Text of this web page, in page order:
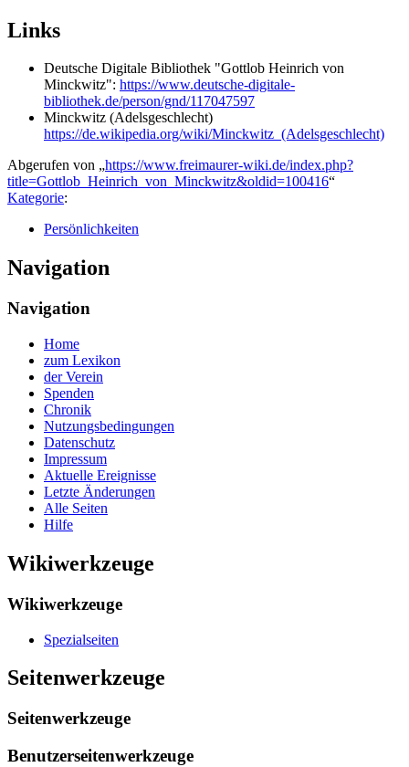
Links
Deutsche Digitale Bibliothek "Gottlob Heinrich von
Minckwitz": https://www.deutsche-digitale-
bibliothek.de/person/gnd/117047597
Minckwitz (Adelsgeschlecht)
https://de.wikipedia.org/wiki/Minckwitz_(Adelsgeschlecht)
Abgerufen von „https://www.freimaurer-wiki.de/index.php?
title=Gottlob_Heinrich_von_Minckwitz&oldid=100416“
Kategorie:
Persönlichkeiten
Navigation
Navigation
Home
zum Lexikon
der Verein
Spenden
Chronik
Nutzungsbedingungen
Datenschutz
Impressum
Aktuelle Ereignisse
Letzte Änderungen
Alle Seiten
Hilfe
Wikiwerkzeuge
Wikiwerkzeuge
Spezialseiten
Seitenwerkzeuge
Seitenwerkzeuge
Benutzerseitenwerkzeuge